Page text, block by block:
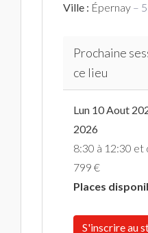
Ville : Épernay –
Prochaine
ce lieu
Lun 10 Aout
2026
8:30 à 12:30 et
799 €
Places
S'inscrire au